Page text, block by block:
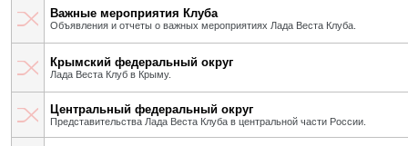
Важные мероприятия Клуба
Объявления и отчеты о важных мероприятиях Лада Веста Клуба.
Крымский федеральный округ
Лада Веста Клуб в Крыму.
Центральный федеральный округ
Представительства Лада Веста Клуба в центральной части России.